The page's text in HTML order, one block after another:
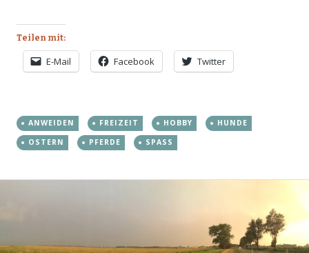
Teilen mit:
E-Mail Facebook Twitter
ANWEIDEN FREIZEIT HOBBY
HUNDE
OSTERN
PFERDE SPASS